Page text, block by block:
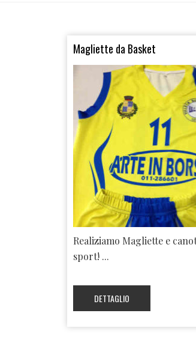
Magliette da Basket
Realiziamo Magliette e
sport! ...
DETTAGLIO